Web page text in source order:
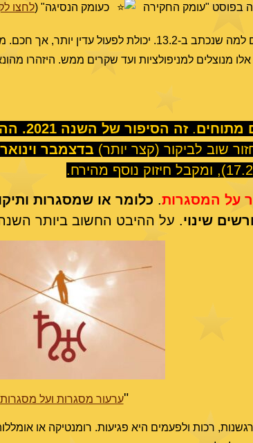
בפוסט "עומק החקירה כעומק הנסיגה" (לחצו
מארס חיובי לנפטון. מחזק ותורם למה שנכתב ב-
מנוצלים למניפולציות ועד שקרים ממש. היזהרו
מתוחים. זה הסיפור של השנה 2021. ההיבט שמלווה כל החודש, יימשך עד יולי
שוב לביקור (קצר יותר) בדצמבר וינואר
על המסגרות. כלומר או שמסגרות
שינוי. על ההיבט החשוב ביותר
"ערעור מסגרות ועל מסגרות
רגשנות, רכות ולפעמים היא פגיעות. רומנטיקה או